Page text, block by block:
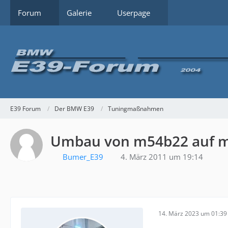
Forum Galerie Userpage
E39 Forum Der BMW E39 Tuningmaßnahmen
Umbau von m54b22 auf
Bumer_E39 4. März 2011 um 19:14
14. März 2023 um 01:39